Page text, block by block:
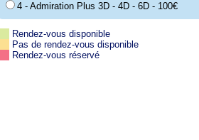
4 - Admiration Plus 3D - 4D - 6D - 100€
Rendez-vous disponible
Pas de rendez-vous disponible
Rendez-vous réservé